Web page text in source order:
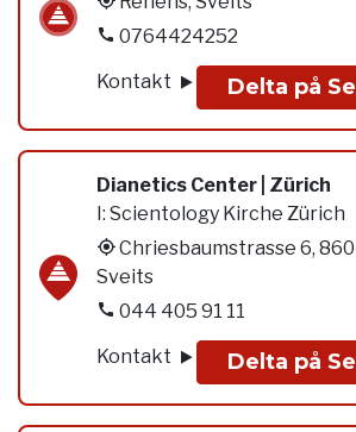
0764424252
Kontakt
Delta på
Dianetics Center | Zürich
I: Scientology Kirche Zürich
Chriesbaumstrasse 6,
Sveits
044 405 91 11
Kontakt
Delta på